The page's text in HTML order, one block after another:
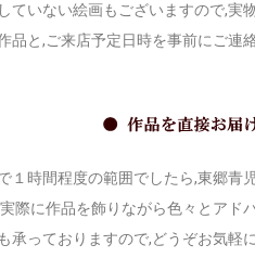
ていない絵画もございますので,
品と,ご来店予定日時を事前にご連
１時間程度の範囲でしたら,東郷青
際に作品を飾りながら色々とアド
承っておりますので,どうぞお気軽